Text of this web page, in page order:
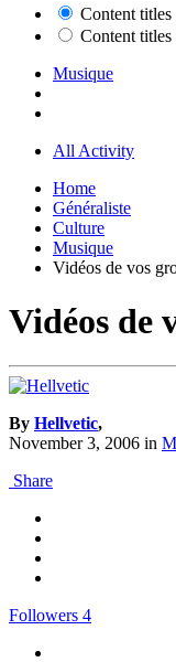
Content
Content
Musique
All Activity
Home
Généraliste
Culture
Musique
Vidéos de vos
Vidéos de
By Hellvetic,
November 3, 2006 in
Share
Followers 4